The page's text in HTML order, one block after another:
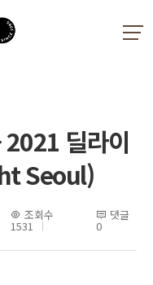
딜라이
Seoul)
조회수
1531
댓글
0